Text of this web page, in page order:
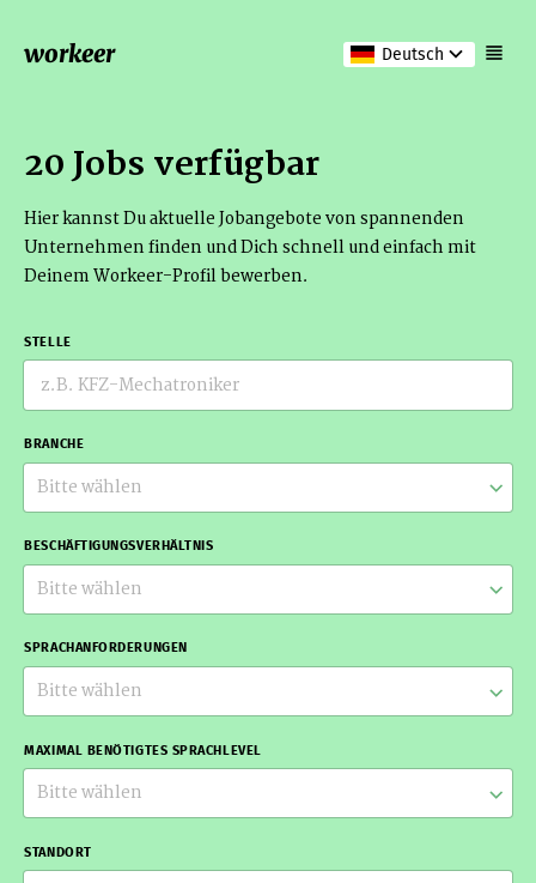
workeer Deutsch
20 Jobs verfügbar
Hier kannst Du aktuelle Jobangebote von spannenden
Unternehmen finden und Dich schnell und einfach mit
Deinem Workeer-Profil bewerben.
STELLE
BRANCHE
Bitte wählen
BESCHÄFTIGUNGSVERHÄLTNIS
Bitte wählen
SPRACHANFORDERUNGEN
Bitte wählen
MAXIMAL BENÖTIGTES SPRACHLEVEL
Bitte wählen
STANDORT